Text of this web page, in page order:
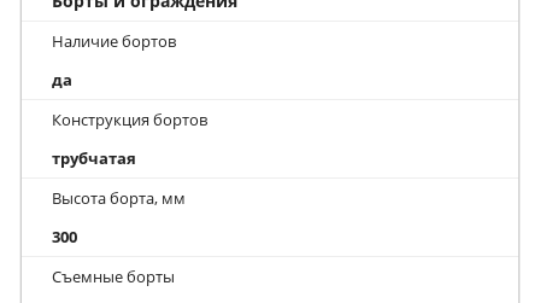
Наличие бортов
да
Конструкция бортов
трубчатая
Высота борта, мм
300
Съемные борты